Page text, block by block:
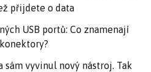
přijdete o data
USB portů: Co znamenají
sám vyvinul nový nástroj. Tak